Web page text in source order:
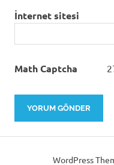
İnternet sitesi
Math Captcha
WordPress